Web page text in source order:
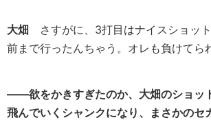
大畑 さすがに、3打目はナイスショッ
前まで行ったんちゃう。オレも負けてら
――欲をかきすぎたのか、大畑のショッ
飛んでいくシャンクになり、まさかのセ